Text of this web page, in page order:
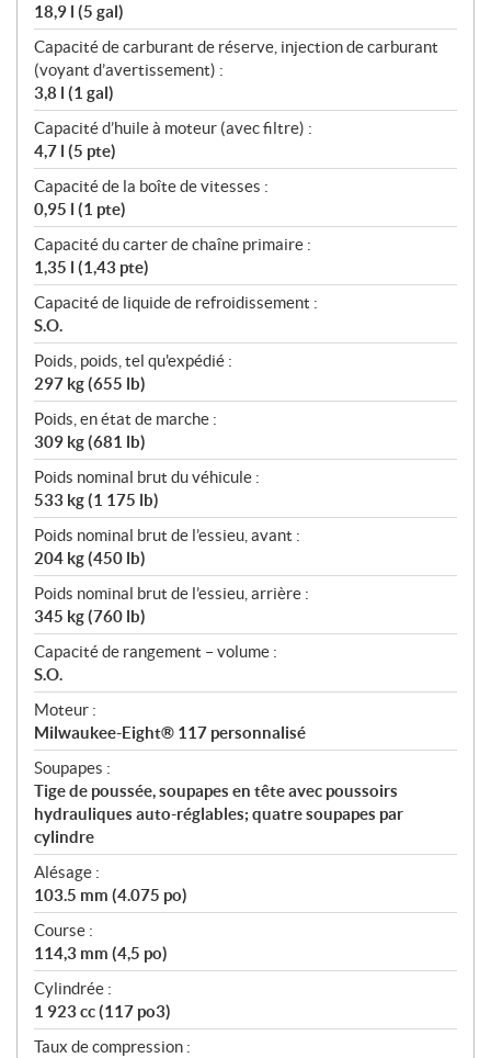
18,9 l (5 gal)
Capacité de carburant de réserve, injection de carburant
(voyant d’avertissement) :
3,8 l (1 gal)
Capacité d’huile à moteur (avec filtre) :
4,7 l (5 pte)
Capacité de la boîte de vitesses :
0,95 l (1 pte)
Capacité du carter de chaîne primaire :
1,35 l (1,43 pte)
Capacité de liquide de refroidissement :
S.O.
Poids, poids, tel qu'expédié :
297 kg (655 lb)
Poids, en état de marche :
309 kg (681 lb)
Poids nominal brut du véhicule :
533 kg (1 175 lb)
Poids nominal brut de l’essieu, avant :
204 kg (450 lb)
Poids nominal brut de l’essieu, arrière :
345 kg (760 lb)
Capacité de rangement – volume :
S.O.
Moteur :
Milwaukee-Eight® 117 personnalisé
Soupapes :
Tige de poussée, soupapes en tête avec poussoirs
hydrauliques auto-réglables; quatre soupapes par
cylindre
Alésage :
103.5 mm (4.075 po)
Course :
114,3 mm (4,5 po)
Cylindrée :
1 923 cc (117 po3)
Taux de compression :